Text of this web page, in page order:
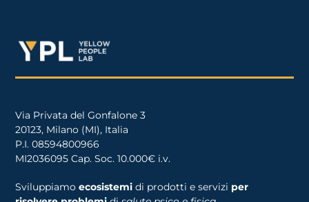
Sviluppiamoecosistemi di prodotti e servizi per
Via Privata del Gonfalone 3
20123, Milano (MI), Italia
P.I. 08594800966
MI2036095 Cap. Soc. 10.000€ i.v.